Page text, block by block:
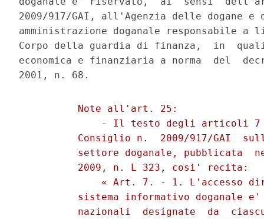
2009/917/GAI, all'Agenzia delle dogane
amministrazione doganale responsabile
Corpo della guardia di finanza,  in
economica e finanziaria a norma  del
          Note all'art. 25:
- Il testo degli articoli
Consiglio n.  2009/917/GAI
settore doganale, pubblicata
          2009, n. L 323, cosi' recita:
« Art. 7. - 1. L'accesso
sistema informativo doganale
nazionali  designate  da